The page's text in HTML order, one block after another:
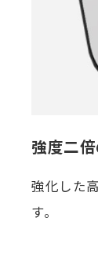
強度二
強化した
す。